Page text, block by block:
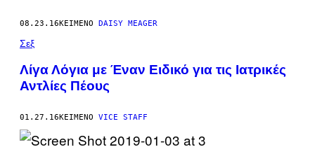
08.23.16ΚΕΊΜΕΝΟ DAISY MEAGER
Σεξ
Λίγα Λόγια με Έναν Ειδικό για τις Ιατρικές
Αντλίες Πέους
01.27.16ΚΕΊΜΕΝΟ VICE STAFF